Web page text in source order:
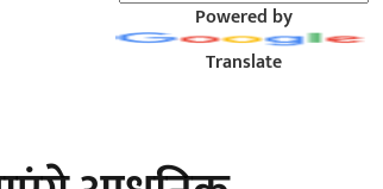
Powered by
Translate